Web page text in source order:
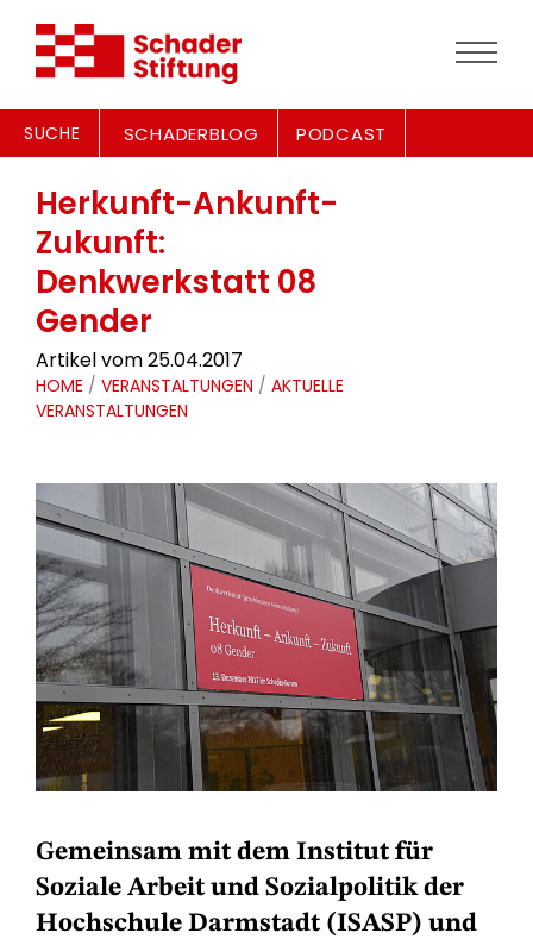
SUCHE SCHADERBLOG PODCAST
Herkunft-Ankunft-
Zukunft:
Denkwerkstatt 08
Gender
Artikel vom 25.04.2017
HOME / VERANSTALTUNGEN / AKTUELLE
VERANSTALTUNGEN
Gemeinsam mit dem Institut für
Soziale Arbeit und Sozialpolitik der
Hochschule Darmstadt (ISASP) und